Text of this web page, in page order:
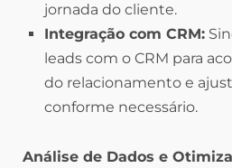
jornada do cliente.
Integração com CRM:
leads com o CRM para
do relacionamento e
conforme necessário.
Análise de Dados e